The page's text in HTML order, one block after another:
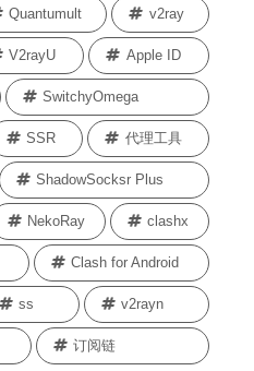
Quantumult v2ray
V2rayU Apple ID
SwitchyOmega
SSR 代理工具
ShadowSocksr Plus
NekoRay clashx
Clash for Android
ss v2rayn
订阅链